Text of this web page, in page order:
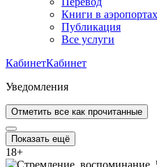
Книги в аэропортах
Публикация
Все услуги
КабинетКабинет
Уведомления
Отметить все как прочитанные
Показать ещё
18+